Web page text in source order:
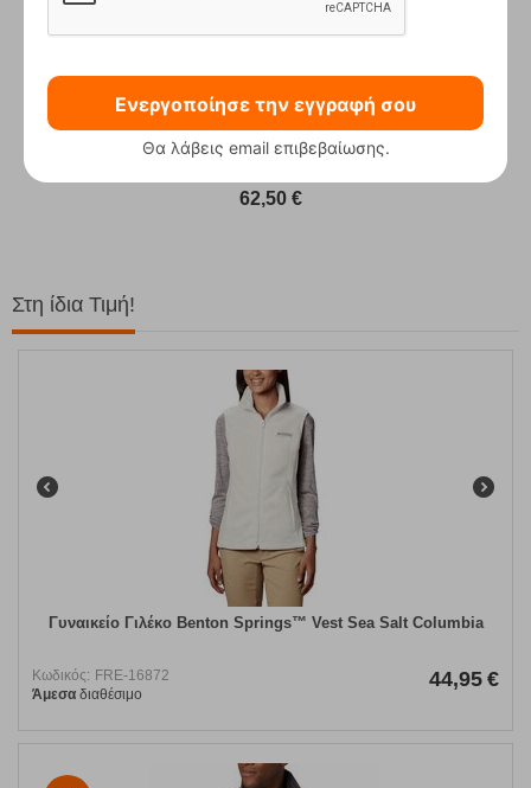
62,50 €
Στη ίδια Τιμή!
Γυναικείο Γιλέκο Benton Springs™ Vest Sea Salt Columbia
Κωδικός: FRE-16872
Άμεσα διαθέσιμο
44,95 €
Ενεργοποίησε την εγγραφή σου
Θα λάβεις email επιβεβαίωσης.